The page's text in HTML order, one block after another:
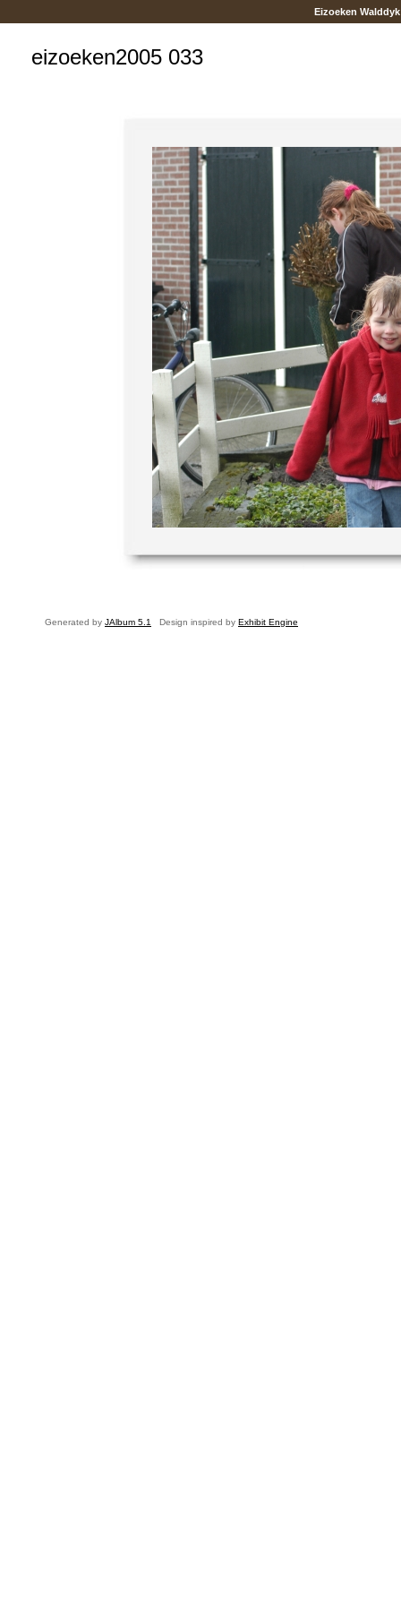
Eizoeken
eizoeken2005 033
Generated by JAlbum 5.1 Design inspired by Exhibit Engine